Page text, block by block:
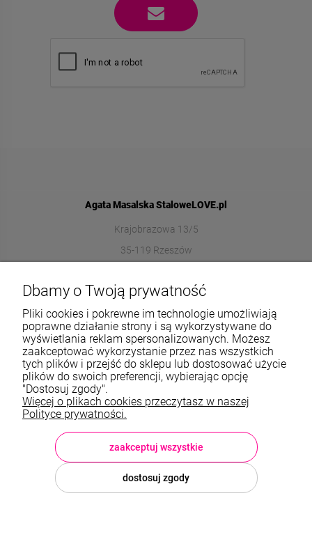
Agata Masalska StaloweLOVE.pl
Krajobrazowa 13/5
35-119 Rzeszów
572989669
Informacje
O nas
TWOJE KONTO
Sklep: StaloweLOVE, Krajobrazowa 13/5, 35-119 Rzeszów, woj.
podkarpackie, NIP: 8133612433, tel.:572 989 669
sklep@stalowelove.com.pl
Dbamy o Twoją prywatność
Pliki cookies i pokrewne im technologie umożliwiają
poprawne działanie strony i są wykorzystywane do
wyświetlania reklam spersonalizowanych. Możesz
zaakceptować wykorzystanie przez nas wszystkich
tych plików i przejść do sklepu lub dostosować użycie
plików do swoich preferencji, wybierając opcję
"Dostosuj zgody".
Więcej o plikach cookies przeczytasz w naszej
Polityce prywatności.
dostosuj zgody
zaakceptuj wszystkie